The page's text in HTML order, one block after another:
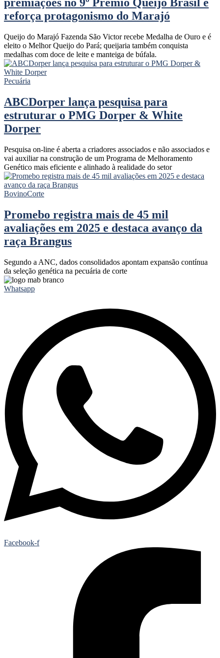
premiações no 9º Prêmio Queijo Brasil e
reforça protagonismo do Marajó
Queijo do Marajó Fazenda São Victor recebe Medalha de Ouro e é
eleito o Melhor Queijo do Pará; queijaria também conquista
medalhas com doce de leite e manteiga de búfala.
Pecuária
ABCDorper lança pesquisa para
estruturar o PMG Dorper & White
Dorper
Pesquisa on-line é aberta a criadores associados e não associados e
vai auxiliar na construção de um Programa de Melhoramento
Genético mais eficiente e alinhado à realidade do setor
BovinoCorte
Promebo registra mais de 45 mil
avaliações em 2025 e destaca avanço da
raça Brangus
Segundo a ANC, dados consolidados apontam expansão contínua
da seleção genética na pecuária de corte
Whatsapp
Facebook-f